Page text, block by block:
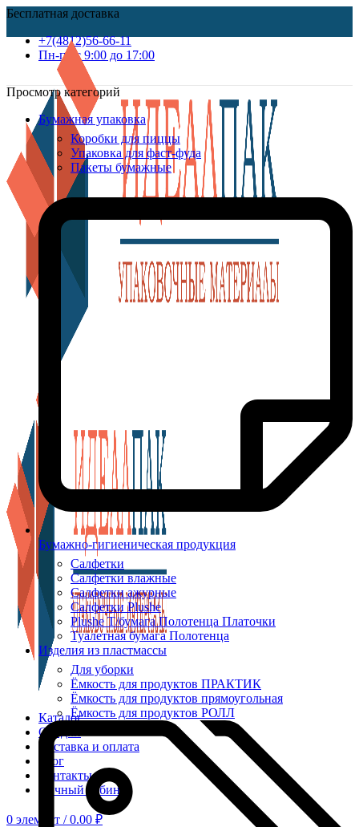
Бесплатная доставка
+7(4812)56-66-11
Пн-пт c 9:00 до 17:00
Каталог
Скидки
Доставка и оплата
Блог
Контакты
Личный кабинет
0 элемент / 0.00 ₽
Просмотр категорий
Бумажная упаковка
Коробки для пиццы
Упаковка для фаст-фуда
Пакеты бумажные
Бумажно-гигиеническая продукция
Салфетки
Салфетки влажные
Салфетки ажурные
Салфетки Plushe
Plushe Т/бумага Полотенца Платочки
Туалетная бумага Полотенца
Изделия из пластмассы
Для уборки
Ёмкость для продуктов ПРАКТИК
Ёмкость для продуктов прямоугольная
Ёмкость для продуктов РОЛЛ